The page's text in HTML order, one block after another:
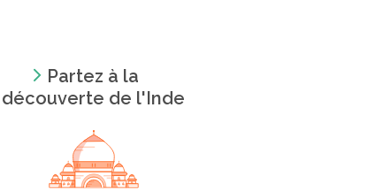
Partez à la
découverte de l'Inde